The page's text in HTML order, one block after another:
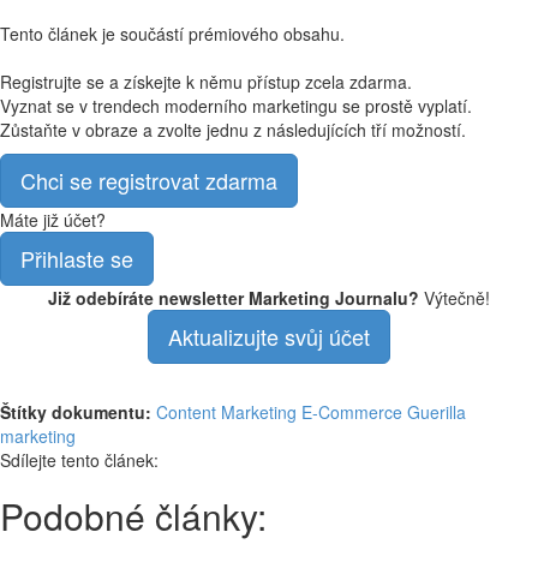
Tento článek je součástí prémiového obsahu.
Registrujte se a získejte k němu přístup zcela zdarma.
Vyznat se v trendech moderního marketingu se prostě vyplatí.
Zůstaňte v obraze a zvolte jednu z následujících tří možností.
Chci se registrovat zdarma
Máte již účet?
Přihlaste se
Již odebíráte newsletter Marketing Journalu? Výtečně!
Aktualizujte svůj účet
Štítky dokumentu: Content Marketing E-Commerce Guerilla
marketing
Sdílejte tento článek:
Podobné články: